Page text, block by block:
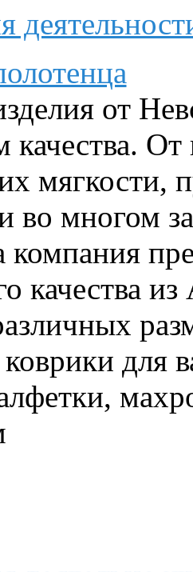
от
качества.
мягкости,
во многом
компания
качества
для